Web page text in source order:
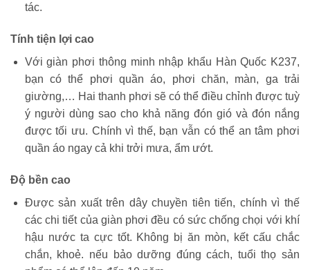
tác.
Tính tiện lợi cao
Với giàn phơi thông minh nhập khẩu Hàn Quốc K237,
bạn có thể phơi quần áo, phơi chăn, màn, ga trải
giường,… Hai thanh phơi sẽ có thể điều chỉnh được tuỳ
ý người dùng sao cho khả năng đón gió và đón nắng
được tối ưu. Chính vì thế, bạn vẫn có thể an tâm phơi
quần áo ngay cả khi trởi mưa, ẩm ướt.
Độ bền cao
Được sản xuất trên dây chuyền tiên tiến, chính vì thế
các chi tiết của giàn phơi đều có sức chống chọi với khí
hậu nước ta cực tốt. Không bị ăn mòn, kết cấu chắc
chắn, khoẻ. nếu bảo dưỡng đúng cách, tuổi thọ sản